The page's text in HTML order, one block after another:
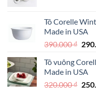
Tô Corelle
Made in USA
390.000₫ Giá
là:
Tô vuông
Made in USA
320.000₫ Giá